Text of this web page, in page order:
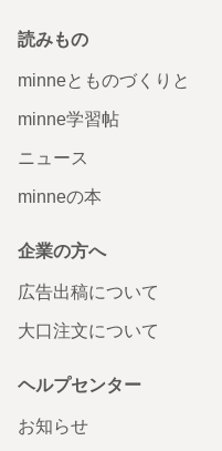
読みもの
minneとものづくりと
minne学習帖
ニュース
minneの本
企業の方へ
広告出稿について
大口注文について
ヘルプセンター
お知らせ